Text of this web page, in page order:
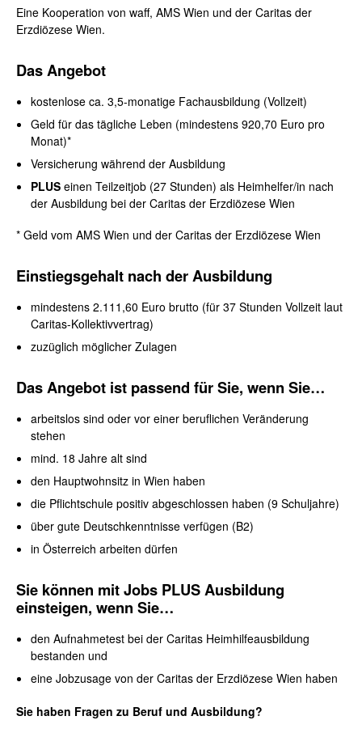
Eine Kooperation von waff, AMS Wien und der Caritas der
Erzdiözese Wien.
Das Angebot
kostenlose ca. 3,5-monatige Fachausbildung (Vollzeit)
Geld für das tägliche Leben (mindestens 920,70 Euro pro
Monat)*
Versicherung während der Ausbildung
PLUSeinen Teilzeitjob (27 Stunden) als Heimhelfer/in nach
der Ausbildung bei der Caritas der Erzdiözese Wien
* Geld vom AMS Wien und der Caritas der Erzdiözese Wien
Einstiegsgehalt nach der Ausbildung
mindestens 2.111,60 Euro brutto (für 37 Stunden Vollzeit laut
Caritas-Kollektivvertrag)
zuzüglich möglicher Zulagen
Das Angebot ist passend für Sie, wenn Sie…
arbeitslos sind oder vor einer beruflichen Veränderung
stehen
mind. 18 Jahre alt sind
den Hauptwohnsitz in Wien haben
die Pflichtschule positiv abgeschlossen haben (9 Schuljahre)
über gute Deutschkenntnisse verfügen (B2)
in Österreich arbeiten dürfen
Sie können mit Jobs PLUS Ausbildung
einsteigen, wenn Sie…
den Aufnahmetest bei der Caritas Heimhilfeausbildung
bestanden und
eine Jobzusage von der Caritas der Erzdiözese Wien haben
Sie haben Fragen zu Beruf und Ausbildung?